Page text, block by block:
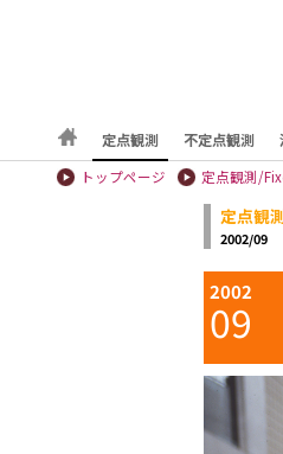
定点観測 不定点観測
トップページ 定点観測/
定点観
2002/09
2002
09